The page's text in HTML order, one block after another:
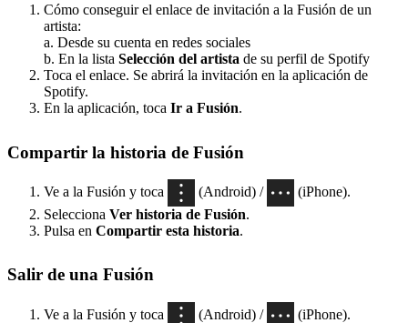
Cómo conseguir el enlace de invitación a la Fusión de un
artista:
a. Desde su cuenta en redes sociales
b. En la lista Selección del artista de su perfil de Spotify
Toca el enlace. Se abrirá la invitación en la aplicación de
Spotify.
En la aplicación, toca Ir a Fusión.
Compartir la historia de Fusión
Ve a la Fusión y toca (Android) /
(iPhone).
Selecciona Ver historia de Fusión.
Pulsa en Compartir esta historia.
Salir de una Fusión
Ve a la Fusión y toca (Android) /
(iPhone).